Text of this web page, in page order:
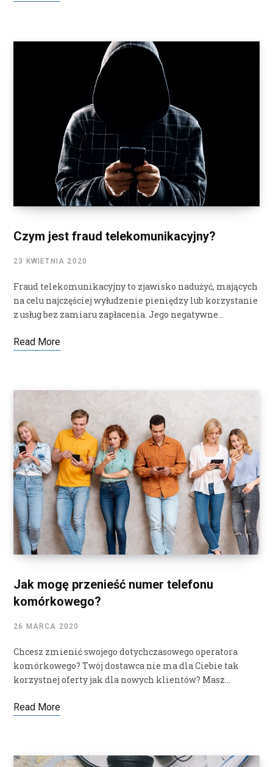
Czym jest fraud telekomunikacyjny?
23 KWIETNIA 2020
Fraud telekomunikacyjny to zjawisko nadużyć, mających
na celu najczęściej wyłudzenie pieniędzy lub korzystanie
z usług bez zamiaru zapłacenia. Jego negatywne…
Read More
Jak mogę przenieść numer telefonu
komórkowego?
26 MARCA 2020
Chcesz zmienić swojego dotychczasowego operatora
komórkowego? Twój dostawca nie ma dla Ciebie tak
korzystnej oferty jak dla nowych klientów? Masz…
Read More